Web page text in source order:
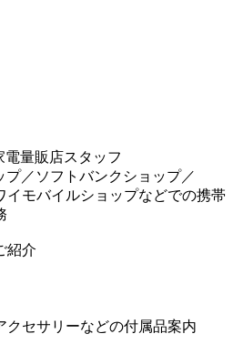
量販店スタッフ
プ／ソフトバンクショップ／
イモバイルショップなどでの携帯
紹介
セサリーなどの付属品案内